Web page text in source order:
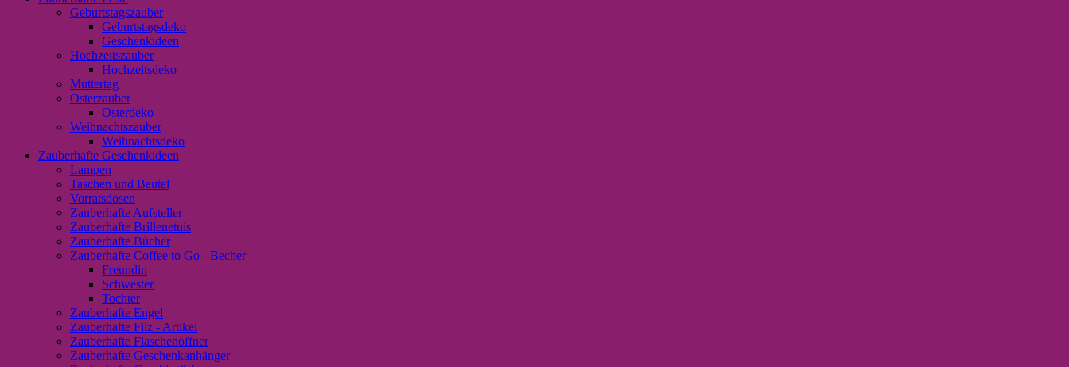
Geburtstagszauber
Geburtstagsdeko
Geschenkideen
Hochzeitszauber
Hochzeitsdeko
Muttertag
Osterzauber
Osterdeko
Weihnachtszauber
Weihnachtsdeko
Zauberhafte Geschenkideen
Lampen
Taschen und Beutel
Vorratsdosen
Zauberhafte Aufsteller
Zauberhafte Brillenetuis
Zauberhafte Bücher
Zauberhafte Coffee to Go - Becher
Freundin
Schwester
Tochter
Zauberhafte Engel
Zauberhafte Filz - Artikel
Zauberhafte Flaschenöffner
Zauberhafte Geschenkanhänger